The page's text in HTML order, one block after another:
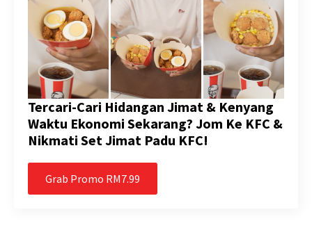
Tercari-Cari Hidangan Jimat & Kenyang
Waktu Ekonomi Sekarang? Jom Ke KFC &
Nikmati Set Jimat Padu KFC!
Grab Promo RM7.99